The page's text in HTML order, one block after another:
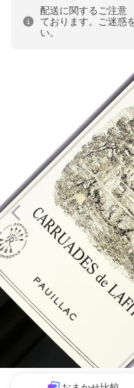
配送に関するご注意
ております。ご迷惑
い。